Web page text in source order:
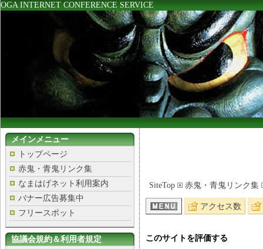
OGA INTERNET CONFERENCE SERVICE
メインメニュー
トップページ
赤鬼・青鬼リンク集
なまはげネット利用案内
バナー広告募集中
フリースポット
協議会規約＆利用者規定
SiteTop 赤鬼・青鬼リンク集
アクセス数
このサイトを評価する